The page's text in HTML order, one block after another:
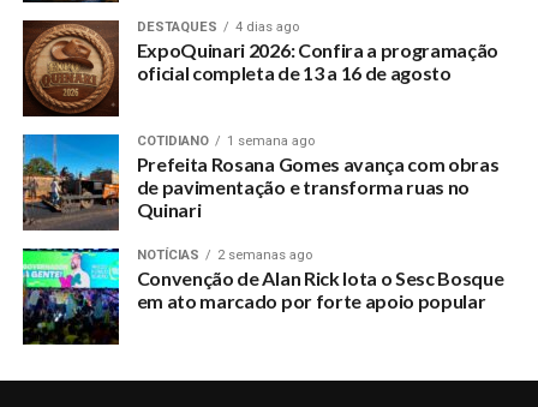
DESTAQUES 4 dias ago
ExpoQuinari 2026: Confira a programação
oficial completa de 13 a 16 de agosto
COTIDIANO 1 semana ago
Prefeita Rosana Gomes avança com obras
de pavimentação e transforma ruas no
Quinari
NOTÍCIAS 2 semanas ago
Convenção de Alan Rick lota o Sesc Bosque
em ato marcado por forte apoio popular